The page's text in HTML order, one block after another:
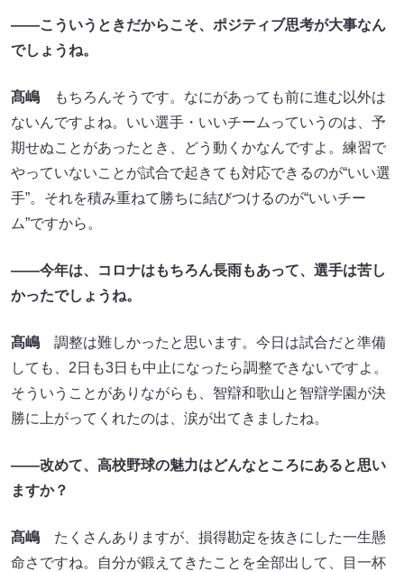
——こういうときだからこそ、ポジティブ思考が大事なん
でしょうね。
髙嶋 もちろんそうです。なにがあっても前に進む以外は
ないんですよね。いい選手・いいチームっていうのは、予
期せぬことがあったとき、どう動くかなんですよ。練習で
やっていないことが試合で起きても対応できるのが“いい選
手”。それを積み重ねて勝ちに結びつけるのが“いいチー
ム”ですから。
——今年は、コロナはもちろん長雨もあって、選手は苦し
かったでしょうね。
髙嶋 調整は難しかったと思います。今日は試合だと準備
しても、2日も3日も中止になったら調整できないですよ。
そういうことがありながらも、智辯和歌山と智辯学園が決
勝に上がってくれたのは、涙が出てきましたね。
——改めて、高校野球の魅力はどんなところにあると思い
ますか？
髙嶋 たくさんありますが、損得勘定を抜きにした一生懸
命さですね。自分が鍛えてきたことを全部出して、目一杯